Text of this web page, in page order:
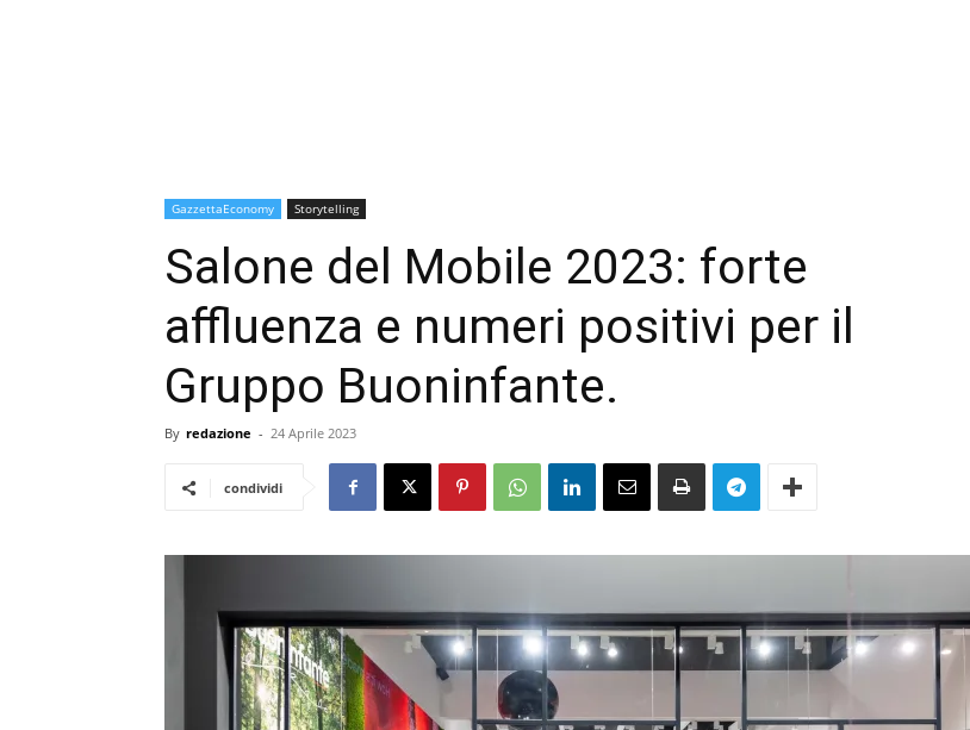
GazzettaEconomy Storytelling
Salone del Mobile 2023: forte
affluenza e numeri positivi per il
Gruppo Buoninfante.
By redazione - 24 Aprile 2023
condividi